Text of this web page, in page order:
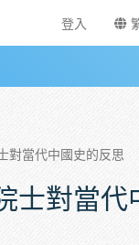
登入
對當代中國史的反思
士對當代